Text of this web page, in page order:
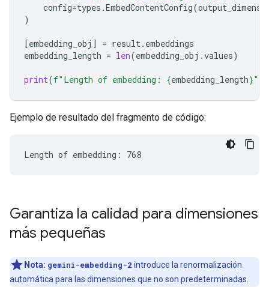
config=types .EmbedContentConfig(
)
[embedding_obj ] = result. embeddings
embedding_length = len(embedding_obj .values)
print(f"Length of embedding: {embedding_length}"
Ejemplo de resultado del fragmento de código:
Garantiza la calidad para dimensiones
más pequeñas
Nota: gemini-embedding-2introduce la renormalización
automática para las dimensiones que no son predeterminadas.